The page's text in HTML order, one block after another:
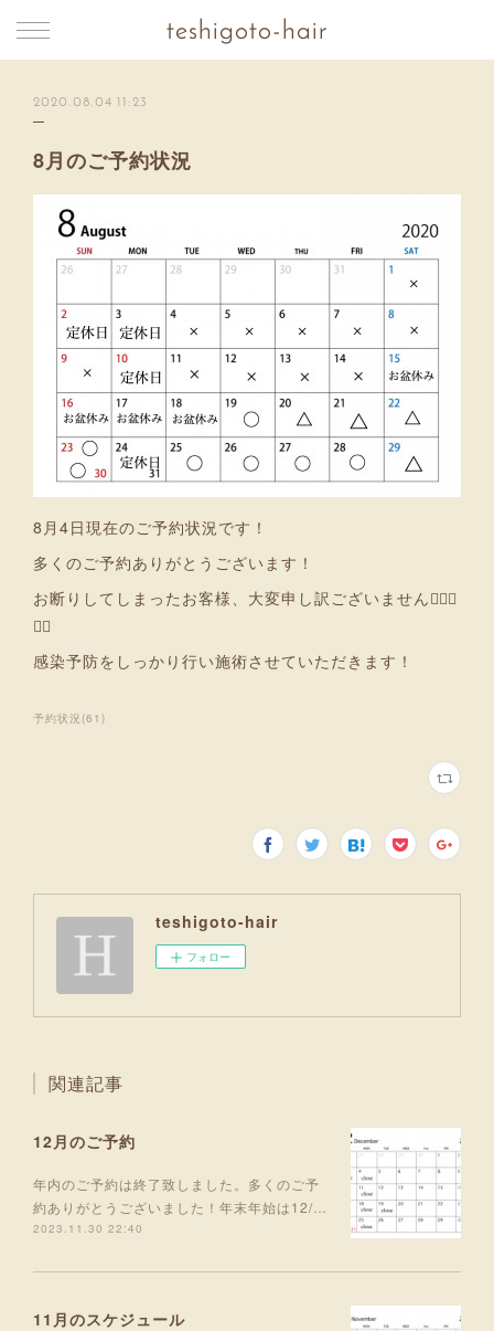
teshigoto-hair
2020.08.04 11:23
8月のご予約状況
8月4日現在のご予約状況です！
多くのご予約ありがとうございます！
お断りしてしまったお客様、大変申し訳ございません🙇🏻‍♂️
🙇‍♀️
感染予防をしっかり行い施術させていただきます！
予約状況 (61 )
teshigoto-hair
フォロー
関連記事
12月のご予約
年内のご予約は終了致しました。多くのご予
約ありがとうございました！年末年始は12/…
2023.11.30 22:40
11月のスケジュール